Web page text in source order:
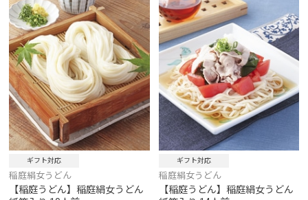
ギフト対応
稲庭絹女うどん
【稲庭うどん】稲庭絹女うどん
ギフト対応
稲庭絹女うどん
【稲庭うどん】稲庭絹女うどん